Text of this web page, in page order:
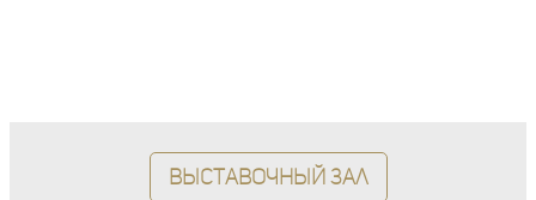
Выставочный зал